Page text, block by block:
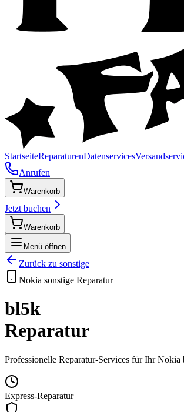
StartseiteReparaturenDatenservices
Anrufen
Warenkorb
Jetzt buchen
Warenkorb
Menü öffnen
Zurück zu sonstige
Nokia sonstige Reparatur
bl5k
Reparatur
Professionelle Reparatur-Services für IhrNokia
Express-Reparatur